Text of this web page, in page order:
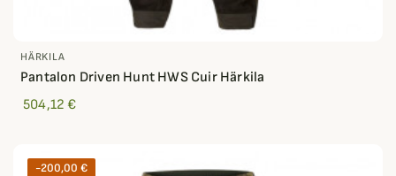
HÄRKILA
Pantalon Driven Hunt HWS Cuir Härkila
504,12 €
-200,00 €